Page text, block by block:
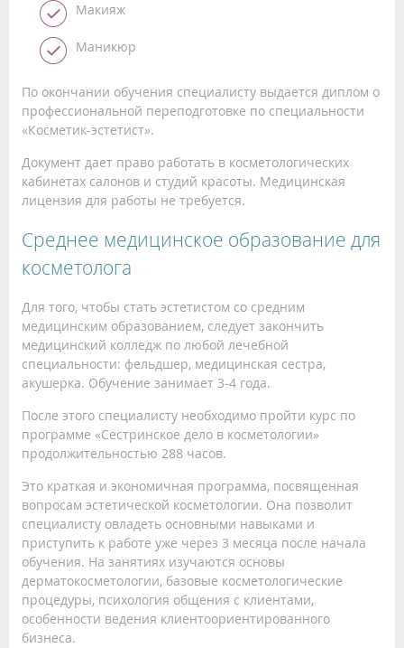
Макияж
Маникюр
По окончании обучения специалисту выдается диплом о
профессиональной переподготовке по специальности
«Косметик-эстетист».
Документ дает право работать в косметологических
кабинетах салонов и студий красоты. Медицинская
лицензия для работы не требуется.
Среднее медицинское образование для
косметолога
Для того, чтобы стать эстетистом со средним
медицинским образованием, следует закончить
медицинский колледж по любой лечебной
специальности: фельдшер, медицинская сестра,
акушерка. Обучение занимает 3-4 года.
После этого специалисту необходимо пройти курс по
программе «Сестринское дело в косметологии»
продолжительностью 288 часов.
Это краткая и экономичная программа, посвященная
вопросам эстетической косметологии. Она позволит
специалисту овладеть основными навыками и
приступить к работе уже через 3 месяца после начала
обучения. На занятиях изучаются основы
дерматокосметологии, базовые косметологические
процедуры, психология общения с клиентами,
особенности ведения клиентоориентированного
бизнеса.